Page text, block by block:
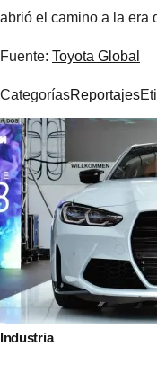
abrió el camino a la era
Fuente: Toyota Global
CategoríasReportajes
Navegación
de
entradas
Industria